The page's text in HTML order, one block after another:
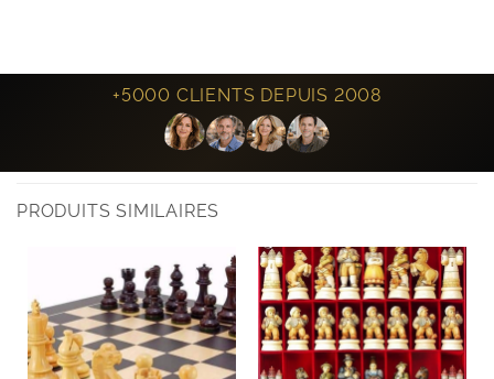
+5000 CLIENTS DEPUIS 2008
PRODUITS SIMILAIRES